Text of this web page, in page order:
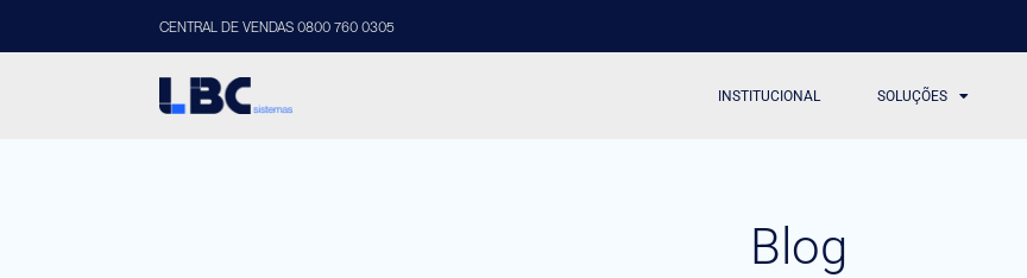
CENTRAL DE VENDAS 0800 760 0305
INSTITUCIONAL SOLUÇÕES
Blog